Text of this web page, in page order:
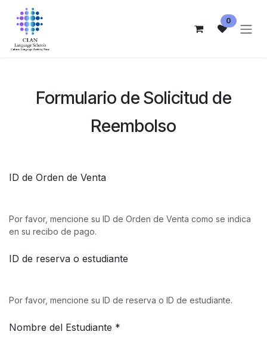
Ir al contenido
0
Formulario de Solicitud de
Reembolso
ID de Orden de Venta
Por favor, mencione su ID de Orden de Venta como se indica
en su recibo de pago.
ID de reserva o estudiante
Por favor, mencione su ID de reserva o ID de estudiante.
Nombre del Estudiante *